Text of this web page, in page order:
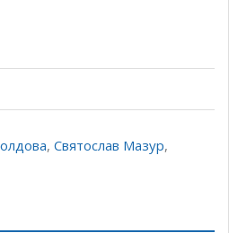
, Святослав Мазур,